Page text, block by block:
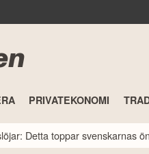
PRIVATEKONOMI
Detta toppar svenskarnas